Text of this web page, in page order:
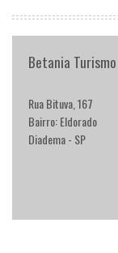
Betania Turismo
Rua Bituva, 167
Bairro: Eldorado
Diadema - SP